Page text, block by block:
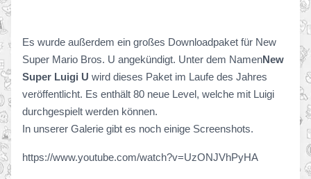
Es wurde außerdem ein großes Downloadpaket für New
Super Mario Bros. U angekündigt. Unter dem NamenNew
Super Luigi U wird dieses Paket im Laufe des Jahres
veröffentlicht. Es enthält 80 neue Level, welche mit Luigi
durchgespielt werden können.
In unserer Galerie gibt es noch einige Screenshots.
https://www.youtube.com/watch?v=UzONJVhPyHA